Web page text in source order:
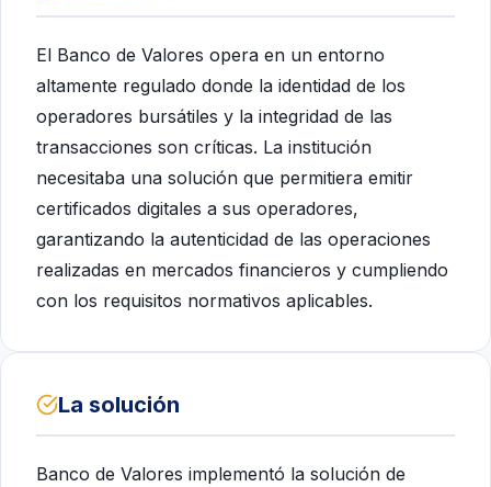
El Banco de Valores opera en un entorno
altamente regulado donde la identidad de los
operadores bursátiles y la integridad de las
transacciones son críticas. La institución
necesitaba una solución que permitiera emitir
certificados digitales a sus operadores,
garantizando la autenticidad de las operaciones
realizadas en mercados financieros y cumpliendo
con los requisitos normativos aplicables.
La solución
Banco de Valores implementó la solución de